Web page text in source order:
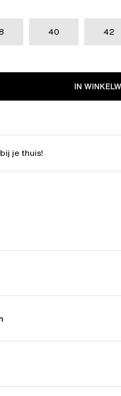
40 42
IN
bij je thuis!